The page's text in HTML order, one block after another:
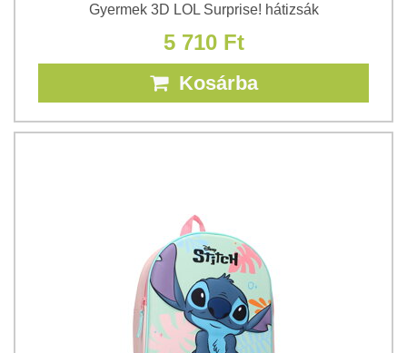
Gyermek 3D LOL Surprise! hátizsák
5 710 Ft
Kosárba